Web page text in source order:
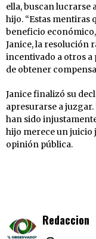
ella, buscan lucrarse
hijo. “Estas mentiras
beneficio
Janice, la resolución
incentivado a otros a
de obtener
Janice finalizó su
apresurarse a
han sido
hijo merece un juicio
opinión pública.
Redaccion